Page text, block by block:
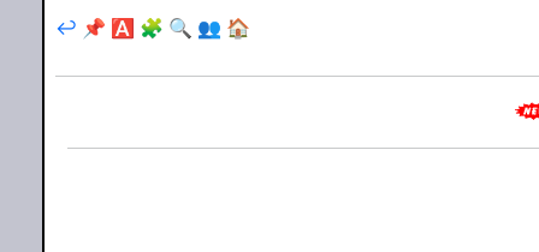
🏠
👥
🔍
🧩
🅰️
📌
↩️